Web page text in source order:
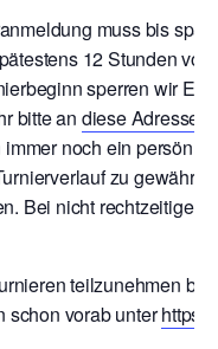
muss bis
12 Stunden
sperren wir
bitte an diese Adresse
noch ein
zu
Bei nicht
teilzunehmen
schon vorab unter